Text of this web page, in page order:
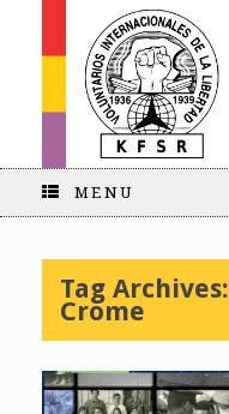
MENU
Tag Archives:
Crome